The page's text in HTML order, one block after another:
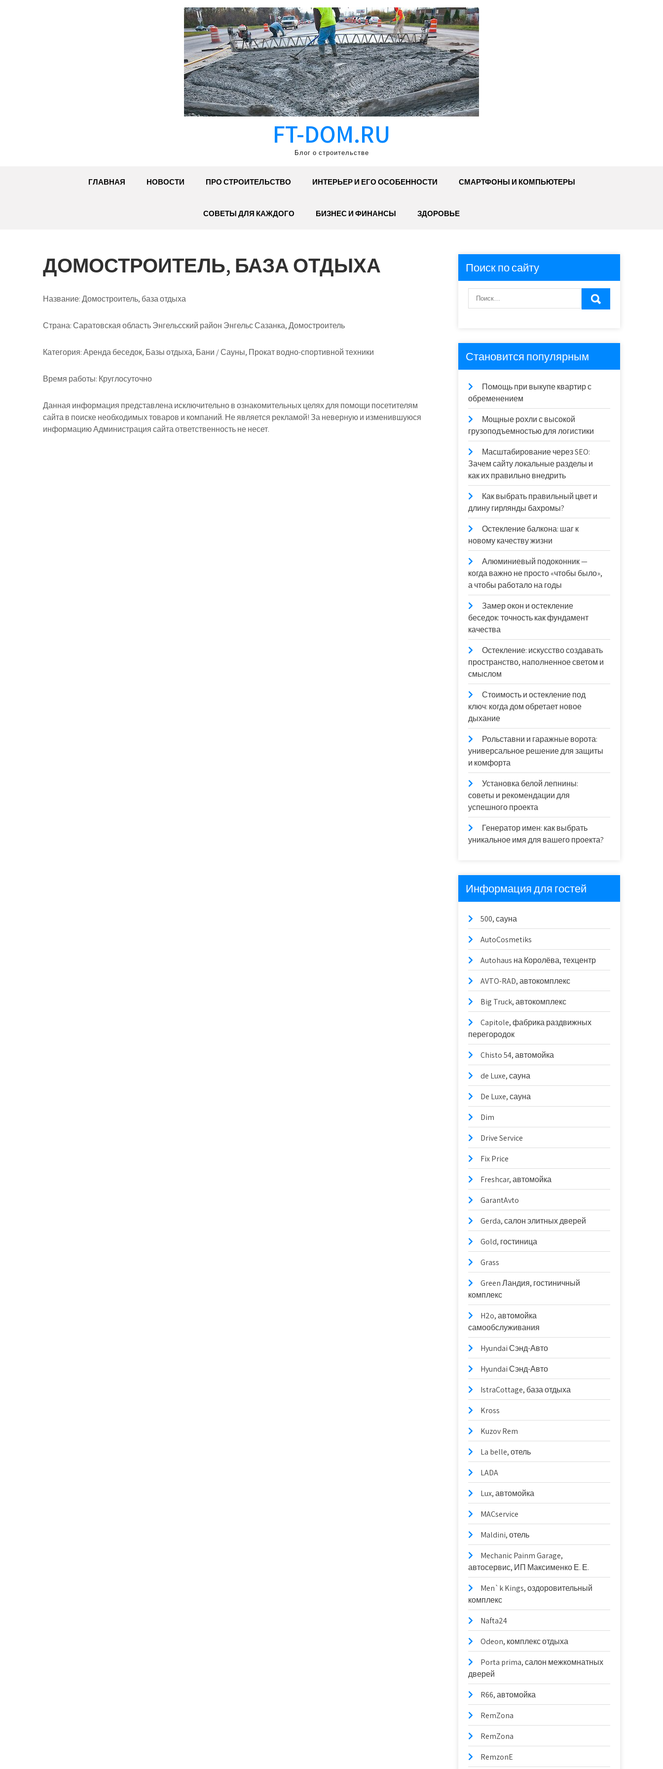
FT-DOM.RU
Блог о строительстве
ГЛАВНАЯ НОВОСТИ ПРО СТРОИТЕЛЬСТВО ИНТЕРЬЕР И ЕГО ОСОБЕННОСТИ СМАРТФОНЫ И КОМПЬЮТЕРЫ
СОВЕТЫ ДЛЯ КАЖДОГО БИЗНЕС И ФИНАНСЫ ЗДОРОВЬЕ
ДОМОСТРОИТЕЛЬ, БАЗА ОТДЫХА
Название:Домостроитель, база отдыха
Страна:Саратовская область Энгельсский район Энгельс Сазанка, Домостроитель
Категория:Аренда беседок, Базы отдыха, Бани / Сауны, Прокат водно-спортивной техники
Время работы: Круглосуточно
Данная информация представлена исключительно в ознакомительных целях для помощи посетителям
сайта в поиске необходимых товаров и компаний. Не является рекламой! За неверную и изменившуюся
информацию Администрация сайта ответственность не несет.
Поиск по сайту
Становится популярным
Помощь при выкупе квартир с
обременением
Мощные рохли с высокой
грузоподъемностью для логистики
Масштабирование через SEO:
Зачем сайту локальные разделы и
как их правильно внедрить
Как выбрать правильный цвет и
длину гирлянды бахромы?
Остекление балкона: шаг к
новому качеству жизни
Алюминиевый подоконник —
когда важно не просто «чтобы было»,
а чтобы работало на годы
Замер окон и остекление
беседок: точность как фундамент
качества
Остекление: искусство создавать
пространство, наполненное светом и
смыслом
Стоимость и остекление под
ключ: когда дом обретает новое
дыхание
Рольставни и гаражные ворота:
универсальное решение для защиты
и комфорта
Установка белой лепнины:
советы и рекомендации для
успешного проекта
Генератор имен: как выбрать
уникальное имя для вашего проекта?
Информация для гостей
500, сауна
AutoCosmetiks
Autohaus на Королёва, техцентр
AVTO-RAD, автокомплекс
Big Truck, автокомплекс
Capitole, фабрика раздвижных
перегородок
Chisto 54, автомойка
de Luxe, сауна
De Luxe, сауна
Dim
Drive Service
Fix Price
Freshcar, автомойка
GarantAvto
Gerda, салон элитных дверей
Gold, гостиница
Grass
Green Ландия, гостиничный
комплекс
H2o, автомойка
самообслуживания
Hyundai Сэнд-Авто
Hyundai Сэнд-Авто
IstraCottage, база отдыха
Kross
Kuzov Rem
La belle, отель
LADA
Lux, автомойка
MACservice
Maldini, отель
Mechanic Painm Garage,
автосервис, ИП Максименко Е. Е.
Men`k Kings, оздоровительный
комплекс
Nafta24
Odeon, комплекс отдыха
Porta prima, салон межкомнатных
дверей
R66, автомойка
RemZona
RemZona
RemzonE